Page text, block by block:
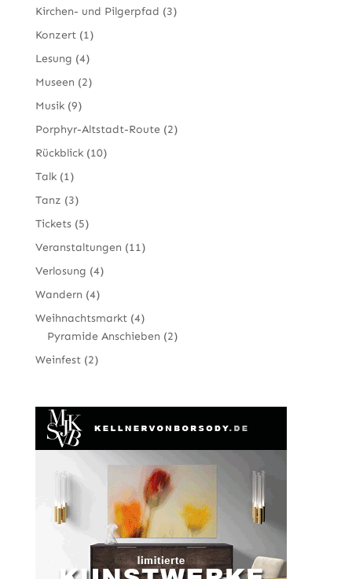
Kirchen- und Pilgerpfad (3)
Konzert(1)
Lesung (4)
Museen (2)
Musik(9)
Porphyr-Altstadt-Route (2)
Rückblick(10)
Talk(1)
Tanz (3)
Tickets(5)
Veranstaltungen (11)
Verlosung (4)
Wandern (4)
Weihnachtsmarkt(4)
Pyramide Anschieben (2)
Weinfest(2)